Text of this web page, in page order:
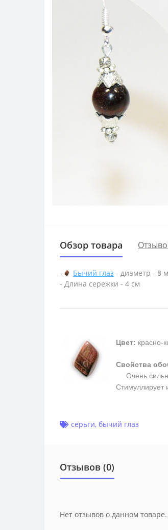
Обзор товара
- Бычий глаз - диаметр - 8
- Длина сережки - 4 см
Цвет: красно-
Свойства
Очень
Cтимуллирует
серьги, бычий глаз
Отзывов (0)
Нет отзывов о данном товаре.